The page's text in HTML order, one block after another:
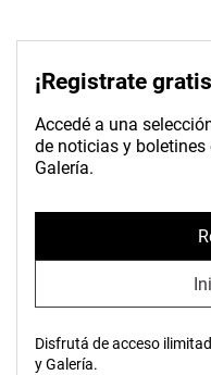
¡Registrate
Accedé a una
de noticias y
Galería.
Disfrutá de acceso
y Galería.